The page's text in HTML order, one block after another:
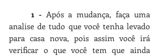
1 - Após a mudança, faça uma
analise de tudo que você tenha levado
para casa nova, pois assim você irá
verificar o que você tem que ainda